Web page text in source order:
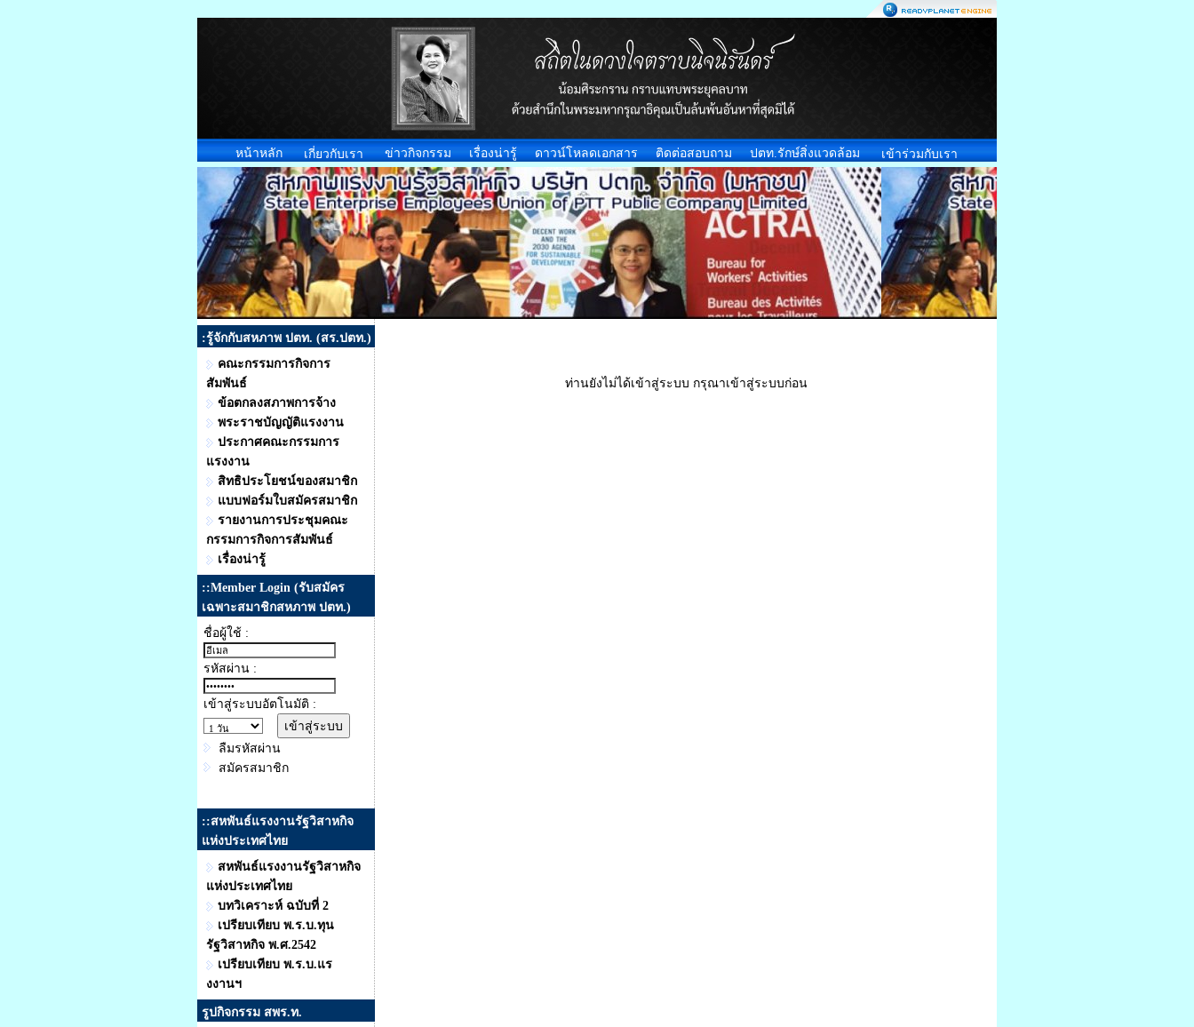
หน้าหลัก เกี่ยวกับเรา ข่าวกิจกรรม เรื่องน่ารู้ ดาวน์โหลดเอกสาร ติดต่อสอบถาม ปตท.รักษ์สิ่งแวดล้อม เข้าร่วมกับเรา
:รู้จักกับสหภาพ ปตท. (สร.ปตท.)
คณะกรรมการกิจการ
สัมพันธ์
ข้อตกลงสภาพการจ้าง
พระราชบัญญัติแรงงาน
ประกาศคณะกรรมการ
แรงงาน
สิทธิประโยชน์ของสมาชิก
แบบฟอร์มใบสมัครสมาชิก
รายงานการประชุมคณะ
กรรมการกิจการสัมพันธ์
เรื่องน่ารู้
::Member Login (รับสมัคร
เฉพาะสมาชิกสหภาพ ปตท.)
ชื่อผู้ใช้ :
รหัสผ่าน :
เข้าสู่ระบบอัตโนมัติ :
ลืมรหัสผ่าน
สมัครสมาชิก
::สหพันธ์แรงงานรัฐวิสาหกิจ
แห่งประเทศไทย
สหพันธ์แรงงานรัฐวิสาหกิจ
แห่งประเทศไทย
บทวิเคราะห์ ฉบับที่ 2
เปรียบเทียบ พ.ร.บ.ทุน
รัฐวิสาหกิจ พ.ศ.2542
เปรียบเทียบ พ.ร.บ.แร
งงานฯ
รูปกิจกรรม สพร.ท.
ท่านยังไม่ได้เข้าสู่ระบบ กรุณาเข้าสู่ระบบก่อน